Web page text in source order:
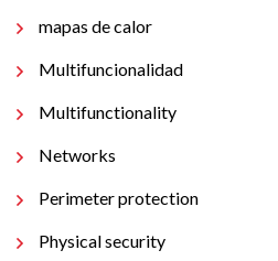
mapas de calor
Multifuncionalidad
Multifunctionality
Networks
Perimeter protection
Physical security